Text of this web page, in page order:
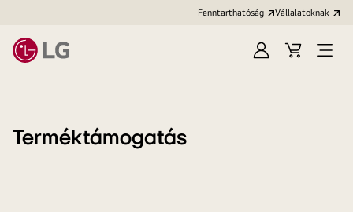
Fenntarthatóság Vállalatoknak
Bejelentkezés
KosárMenü
Terméktámogatás